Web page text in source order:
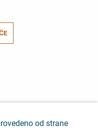
od strane